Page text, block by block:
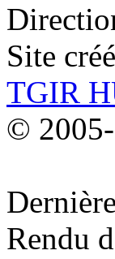
Site
TGIR
©
Rendu